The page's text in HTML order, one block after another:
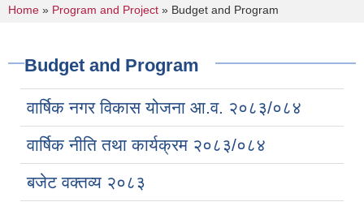
You are here
Home » Program and Project » Budget and Program
Budget and Program
वार्षिक नगर विकास योजना आ.व. २०८३/०८४
वार्षिक नीति तथा कार्यक्रम २०८३/०८४
बजेट वक्तव्य २०८३